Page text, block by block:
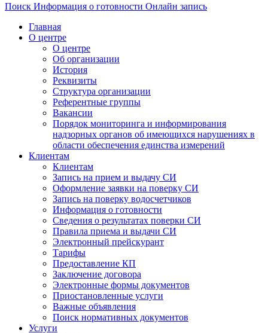
Поиск Информация о готовности Онлайн запись
Главная
О центре
О центре
Об организации
История
Реквизиты
Структура организации
Референтные группы
Вакансии
Порядок мониторинга и информирования
надзорных органов об имеющихся нарушениях в
области обеспечения единства измерений
Клиентам
Клиентам
Запись на прием и выдачу СИ
Оформление заявки на поверку СИ
Запись на поверку водосчетчиков
Информация о готовности
Сведения о результатах поверки СИ
Правила приема и выдачи СИ
Электронный прейскурант
Тарифы
Предоставление КП
Заключение договора
Электронные формы документов
Приостановленные услуги
Важные объявления
Поиск нормативных документов
Услуги